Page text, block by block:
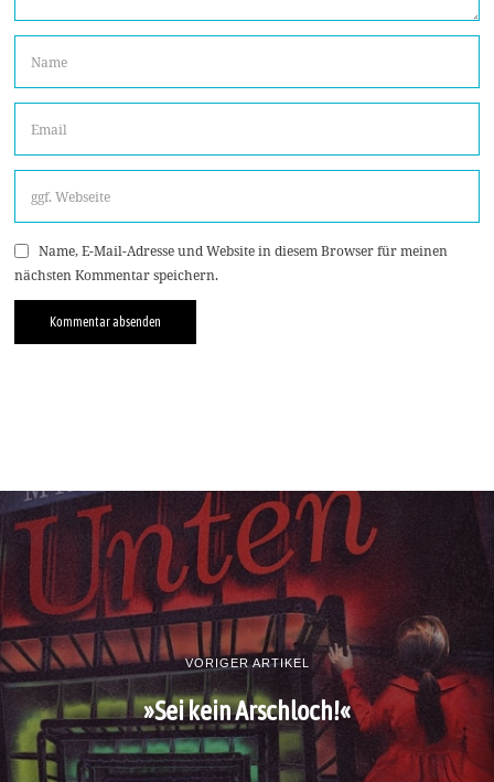
Name, E-Mail-Adresse und Website in diesem Browser für meinen
nächsten Kommentar speichern.
VORIGER ARTIKEL
»Sei kein Arschloch!«